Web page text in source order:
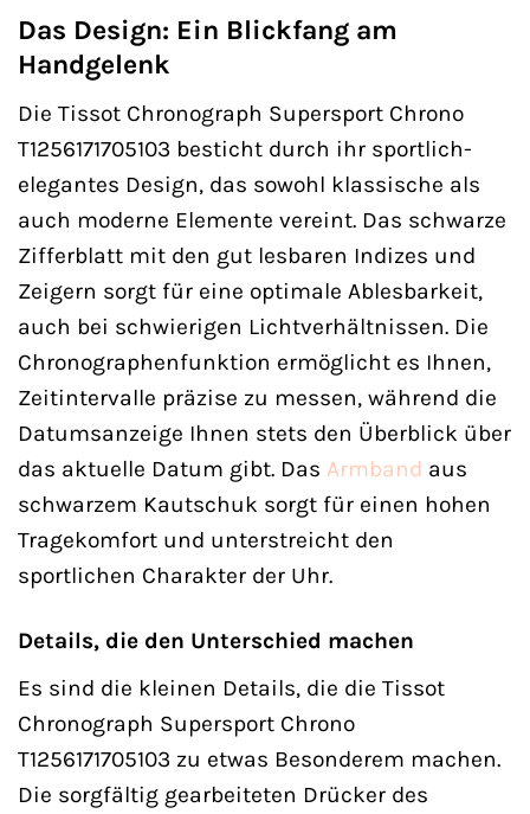
Das Design: Ein Blickfang am
Handgelenk
Die Tissot Chronograph Supersport Chrono
T1256171705103 besticht durch ihr sportlich-
elegantes Design, das sowohl klassische als
auch moderne Elemente vereint. Das schwarze
Zifferblatt mit den gut lesbaren Indizes und
Zeigern sorgt für eine optimale Ablesbarkeit,
auch bei schwierigen Lichtverhältnissen. Die
Chronographenfunktion ermöglicht es Ihnen,
Zeitintervalle präzise zu messen, während die
Datumsanzeige Ihnen stets den Überblick über
das aktuelle Datum gibt. Das Armband aus
schwarzem Kautschuk sorgt für einen hohen
Tragekomfort und unterstreicht den
sportlichen Charakter der Uhr.
Details, die den Unterschied machen
Es sind die kleinen Details, die die Tissot
Chronograph Supersport Chrono
T1256171705103 zu etwas Besonderem machen.
Die sorgfältig gearbeiteten Drücker des